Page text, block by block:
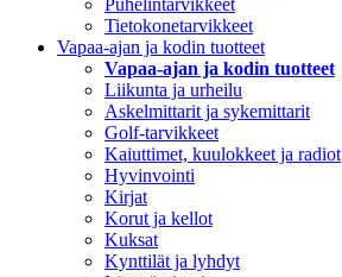
Puhelintarvikkeet
Tietokonetarvikkeet
Vapaa-ajan ja kodin tuotteet
Vapaa-ajan ja kodin tuotteet
Liikunta ja urheilu
Askelmittarit ja sykemittarit
Golf-tarvikkeet
Kaiuttimet, kuulokkeet ja radiot
Hyvinvointi
Kirjat
Korut ja kellot
Kuksat
Kynttilät ja lyhdyt